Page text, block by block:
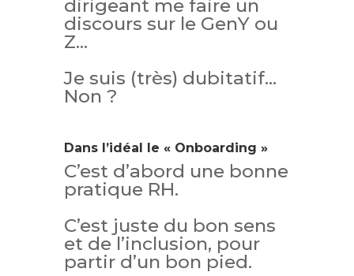
dirigeant me faire un
discours sur le GenY ou
Z…
Je suis (très) dubitatif…
Non ?
Dans l’idéal le « Onboarding »
C’est d’abord une bonne
pratique RH.
C’est juste du bon sens
et de l’inclusion, pour
partir d’un bon pied.